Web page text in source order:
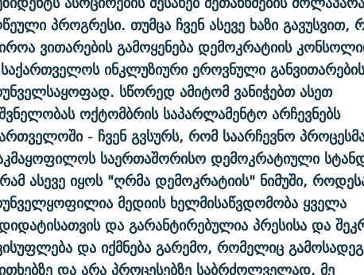
პროგრესი. თუმცა ჩვენ ასევე ხაზი გავუსვით,
ვითარების გამოყენება დემოკრატიის
ინკლუზიური ეროვნული განვითარების
სწორედ ამიტომ ვანიჭებთ ასეთ
ოქტომბრის საპარლამენტო არჩევნებს
- ჩვენ გვსურს, რომ საარჩევნო
საერთაშორისო დემოკრატიული
ასევე იყოს "ღრმა დემოკრატიის" ნიმუში,
მედიის ხელმისაწვდომობა ყველა
და გარანტირებულია პრესისა და
და იქმნება გარემო, რომელიც
და არა პროცესებზე საბრძოლველად. მე